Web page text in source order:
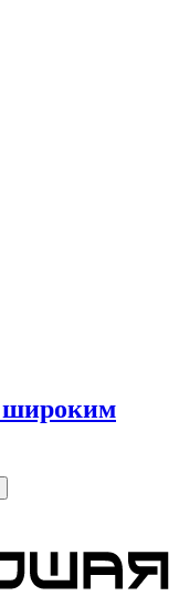
широким